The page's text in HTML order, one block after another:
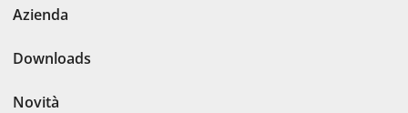
Azienda
Downloads
Novità